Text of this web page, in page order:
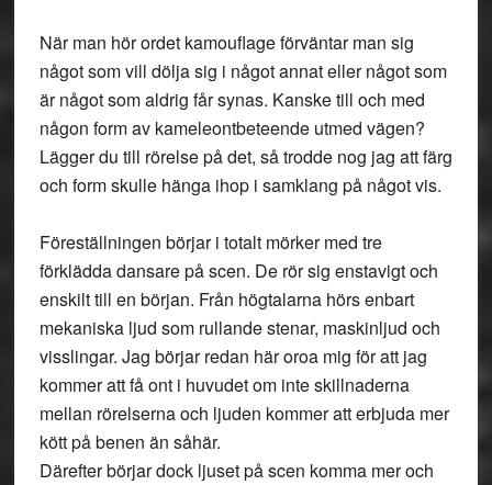
När man hör ordet kamouflage förväntar man sig
något som vill dölja sig i något annat eller något som
är något som aldrig får synas. Kanske till och med
någon form av kameleontbeteende utmed vägen?
Lägger du till rörelse på det, så trodde nog jag att färg
och form skulle hänga ihop i samklang på något vis.
Föreställningen börjar i totalt mörker med tre
förklädda dansare på scen. De rör sig enstavigt och
enskilt till en början. Från högtalarna hörs enbart
mekaniska ljud som rullande stenar, maskinljud och
visslingar. Jag börjar redan här oroa mig för att jag
kommer att få ont i huvudet om inte skillnaderna
mellan rörelserna och ljuden kommer att erbjuda mer
kött på benen än såhär.
Därefter börjar dock ljuset på scen komma mer och